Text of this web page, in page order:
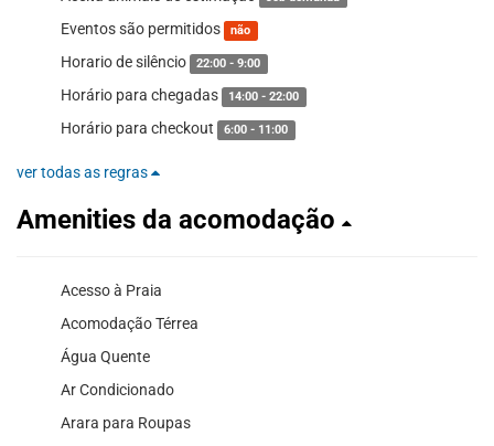
Eventos são permitidos não
Horario de silêncio 22:00 - 9:00
Horário para chegadas 14:00 - 22:00
Horário para checkout 6:00 - 11:00
ver todas as regras
Amenities da acomodação
Acesso à Praia
Acomodação Térrea
Água Quente
Ar Condicionado
Arara para Roupas